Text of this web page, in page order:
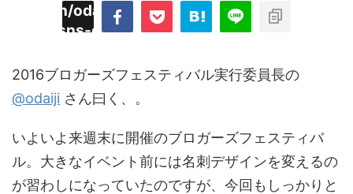
odaiji.com/public_html/blog/wp-
sns-count-cache/sns-count-
2016ブロガーズフェスティバル実行委員長の
@odaiji さん曰く、。
いよいよ来週末に開催のブロガーズフェスティバ
ル。大きなイベント前には名刺デザインを変えるの
が習わしになっていたのですが、今回もしっかりと